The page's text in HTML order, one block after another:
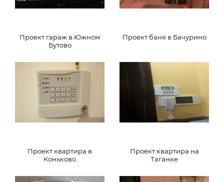
Проект гараж в Южном
Бутово
Проект баня в Бачурино
Проект квартира в
Коньково
Проект квартира на
Таганке